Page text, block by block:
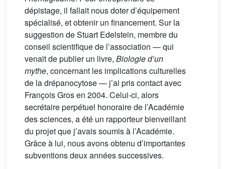
dépistage, il fallait nous doter d’équipement
spécialisé, et obtenir un financement. Sur la
suggestion de Stuart Edelstein, membre du
conseil scientifique de l’association — qui
venait de publier un livre, Biologie d’un
mythe, concernant les implications culturelles
de la drépanocytose — j’ai pris contact avec
François Gros en 2004. Celui-ci, alors
secrétaire perpétuel honoraire de l’Académie
des sciences, a été un rapporteur bienveillant
du projet que j’avais soumis à l’Académie.
Grâce à lui, nous avons obtenu d’importantes
subventions deux années successives.